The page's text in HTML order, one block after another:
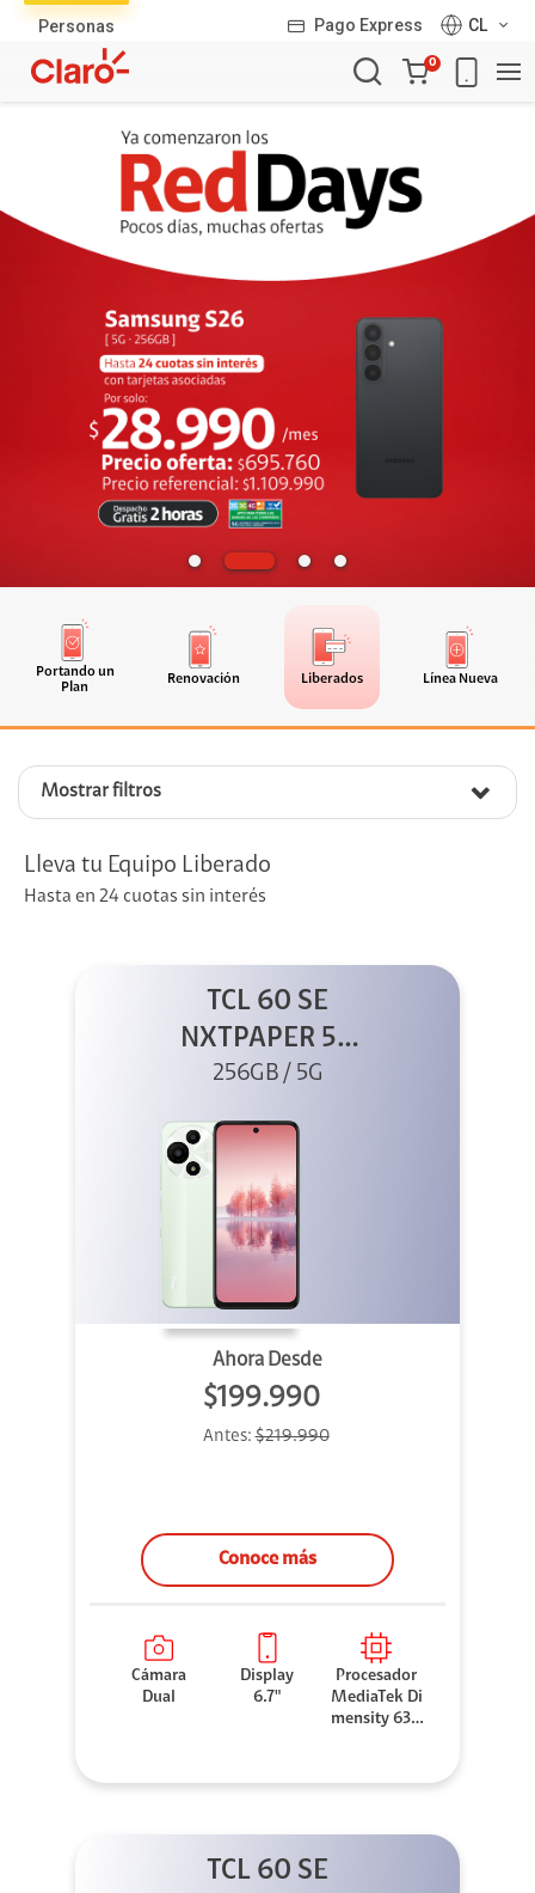
Personas Pago Express
CL
Carro
de
0
Portando un
Plan
Renovación Liberados Línea Nueva
Mostrar filtros
productos
Lleva tu Equipo Liberado
Hasta en 24 cuotas sin interés
TCL 60 SE
NXTPAPER 5G
256GB Verde
256GB / 5G
Ahora Desde
$199.990
Antes:$219.990
Conoce más
Cámara
Dual
Display
6.7"
Procesador
MediaTek Di
mensity 630
TCL 60 SE